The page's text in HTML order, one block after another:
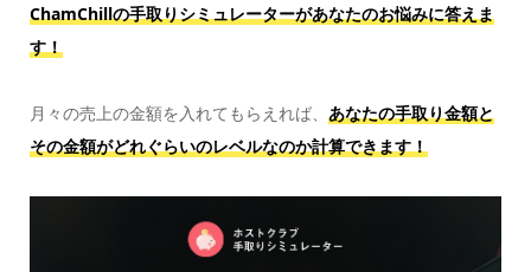
ChamChillの手取りシミュレーターがあなたのお悩みに答えま
す！
月々の売上の金額を入れてもらえれば、 あなたの手取り金額と
その金額がどれぐらいのレベルなのか計算できます！